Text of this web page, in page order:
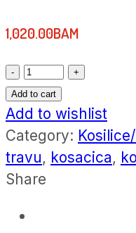
1,020.00BAM
Villager
benzinska
samohodna
motorna
kosilica
–
Atlas
Add to cart
Add to wishlist
Category:
travu, kosacica,
Share